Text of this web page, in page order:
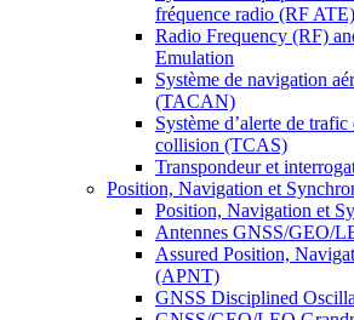
fréquence radio (RF ATE)
Radio Frequency (RF)
Emulation
Système de navigation
(TACAN)
Système d’alerte de
collision (TCAS)
Transpondeur et
Position, Navigation et
Position, Navigation et
Antennes GNSS/GEO/
Assured Position,
(APNT)
GNSS Disciplined